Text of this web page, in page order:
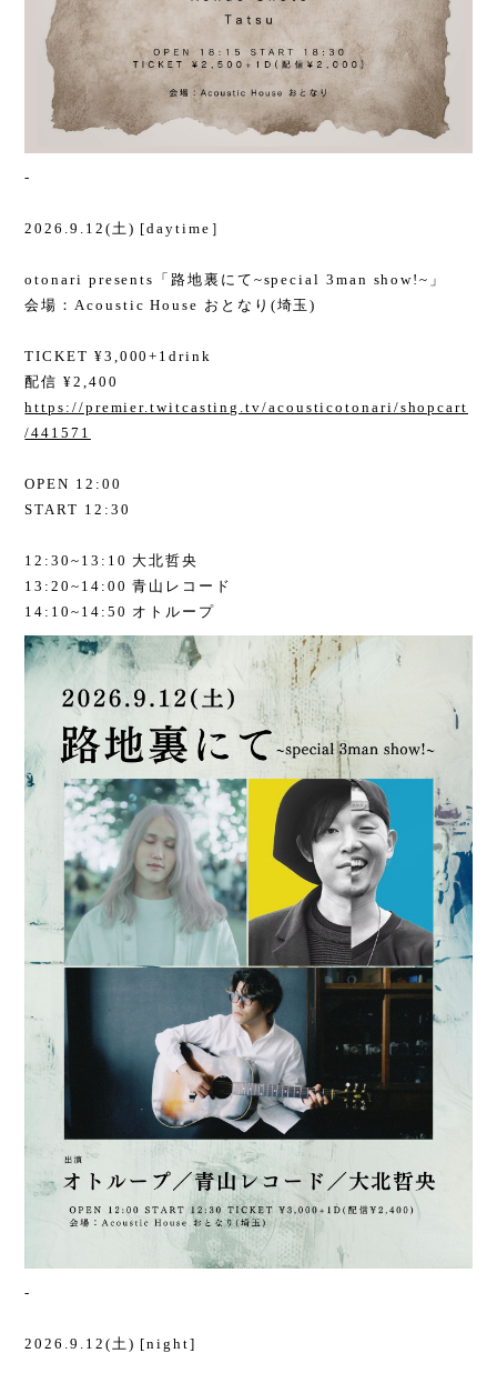
-
2026.9.12(土) [daytime］
otonari presents「路地裏にて~special 3man show!~」
会場：Acoustic House おとなり(埼玉)
TICKET ¥3,000+1drink
配信 ¥2,400
https://premier.twitcasting.tv/acousticotonari/shopcart
/441571
OPEN 12:00
START 12:30
12:30~13:10 大北哲央
13:20~14:00 青山レコード
14:10~14:50 オトループ
-
2026.9.12(土) [night]